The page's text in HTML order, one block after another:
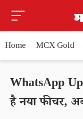
Home MCX Gold
WhatsApp
है नया फीचर,